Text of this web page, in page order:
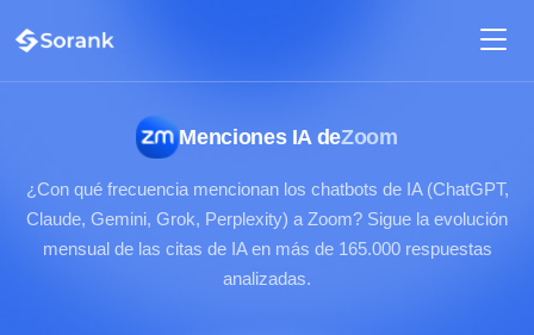
Menciones IA deZoom
¿Con qué frecuencia mencionan los chatbots de IA (ChatGPT,
Claude, Gemini, Grok, Perplexity) a Zoom? Sigue la evolución
mensual de las citas de IA en más de 165.000 respuestas
analizadas.